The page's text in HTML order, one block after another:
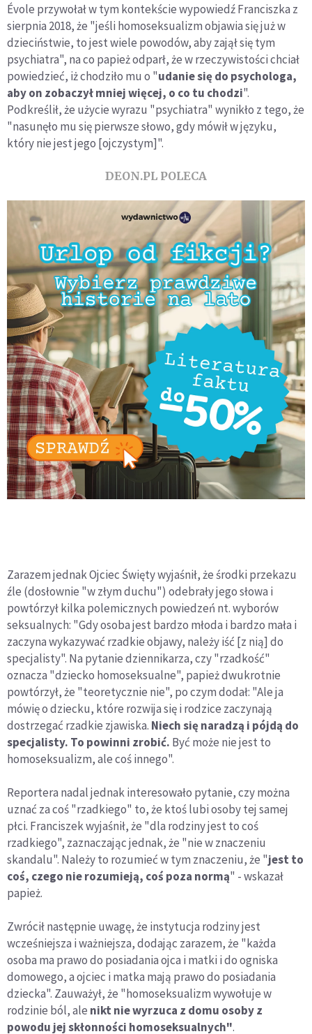
Évole przywołał w tym kontekście wypowiedź Franciszka z
sierpnia 2018, że "jeśli homoseksualizm objawia się już w
dzieciństwie, to jest wiele powodów, aby zajął się tym
psychiatra", na co papież odparł, że w rzeczywistości chciał
powiedzieć, iż chodziło mu o "udanie się do psychologa,
aby on zobaczył mniej więcej, o co tu chodzi".
Podkreślił, że użycie wyrazu "psychiatra" wynikło z tego, że
"nasunęło mu się pierwsze słowo, gdy mówił w języku,
który nie jest jego [ojczystym]".
DEON.PL POLECA
Zarazem jednak Ojciec Święty wyjaśnił, że środki przekazu
źle (dosłownie "w złym duchu") odebrały jego słowa i
powtórzył kilka polemicznych powiedzeń nt. wyborów
seksualnych: "Gdy osoba jest bardzo młoda i bardzo mała i
zaczyna wykazywać rzadkie objawy, należy iść [z nią] do
specjalisty". Na pytanie dziennikarza, czy "rzadkość"
oznacza "dziecko homoseksualne", papież dwukrotnie
powtórzył, że "teoretycznie nie", po czym dodał: "Ale ja
mówię o dziecku, które rozwija się i rodzice zaczynają
dostrzegać rzadkie zjawiska. Niech się naradzą i pójdą do
specjalisty. To powinni zrobić. Być może nie jest to
homoseksualizm, ale coś innego".
Reportera nadal jednak interesowało pytanie, czy można
uznać za coś "rzadkiego" to, że ktoś lubi osoby tej samej
płci. Franciszek wyjaśnił, że "dla rodziny jest to coś
rzadkiego", zaznaczając jednak, że "nie w znaczeniu
skandalu". Należy to rozumieć w tym znaczeniu, że "jest to
coś, czego nie rozumieją, coś poza normą" - wskazał
papież.
Zwrócił następnie uwagę, że instytucja rodziny jest
wcześniejsza i ważniejsza, dodając zarazem, że "każda
osoba ma prawo do posiadania ojca i matki i do ogniska
domowego, a ojciec i matka mają prawo do posiadania
dziecka". Zauważył, że "homoseksualizm wywołuje w
rodzinie ból, ale nikt nie wyrzuca z domu osoby z
powodu jej skłonności homoseksualnych".